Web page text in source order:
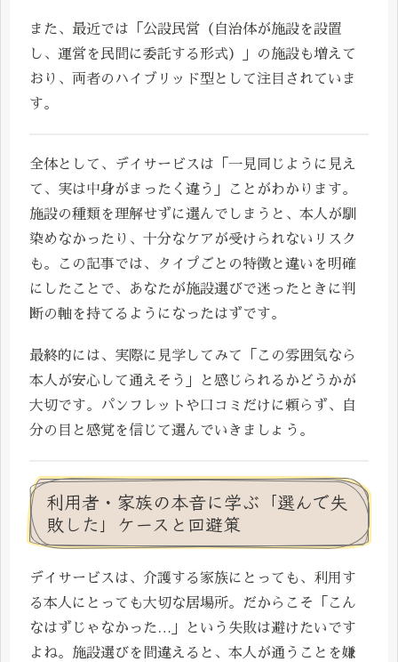
また、最近では「公設民営（自治体が施設を設置
し、運営を民間に委託する形式）」の施設も増えて
おり、両者のハイブリッド型として注目されていま
す。
全体として、デイサービスは「一見同じように見え
て、実は中身がまったく違う」ことがわかります。
施設の種類を理解せずに選んでしまうと、本人が馴
染めなかったり、十分なケアが受けられないリスク
も。この記事では、タイプごとの特徴と違いを明確
にしたことで、あなたが施設選びで迷ったときに判
断の軸を持てるようになったはずです。
最終的には、実際に見学してみて「この雰囲気なら
本人が安心して通えそう」と感じられるかどうかが
大切です。パンフレットや口コミだけに頼らず、自
分の目と感覚を信じて選んでいきましょう。
利用者・家族の本音に学ぶ「選んで失
敗した」ケースと回避策
デイサービスは、介護する家族にとっても、利用す
る本人にとっても大切な居場所。だからこそ「こん
なはずじゃなかった…」という失敗は避けたいです
よね。施設選びを間違えると、本人が通うことを嫌